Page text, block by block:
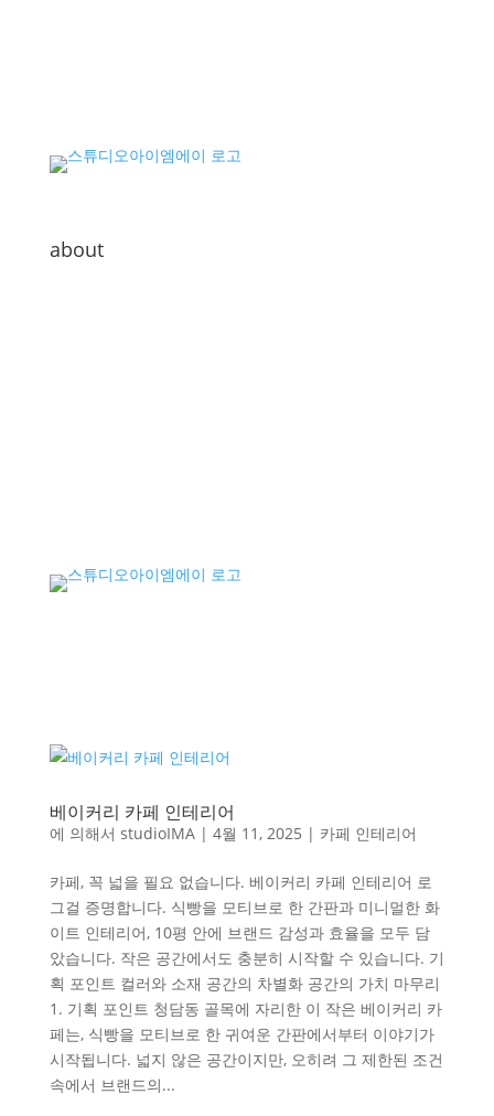
about
베이커리 카페 인테리어
에 의해서 studioIMA| 4월 11, 2025 | 카페 인테리어
카페, 꼭 넓을 필요 없습니다. 베이커리 카페 인테리어 로
그걸 증명합니다. 식빵을 모티브로 한 간판과 미니멀한 화
이트 인테리어, 10평 안에 브랜드 감성과 효율을 모두 담
았습니다. 작은 공간에서도 충분히 시작할 수 있습니다. 기
획 포인트 컬러와 소재 공간의 차별화 공간의 가치 마무리
1. 기획 포인트 청담동 골목에 자리한 이 작은 베이커리 카
페는, 식빵을 모티브로 한 귀여운 간판에서부터 이야기가
시작됩니다. 넓지 않은 공간이지만, 오히려 그 제한된 조건
속에서 브랜드의...